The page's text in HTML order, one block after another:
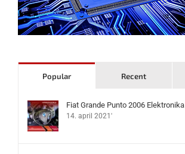
Popular Recent
Fiat Grande Punto 2006 Elektronika
14. april 2021'